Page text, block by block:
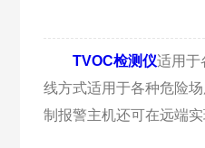
TVOC检测仪适用于
线方式适用于各种危险
制报警主机还可在远端